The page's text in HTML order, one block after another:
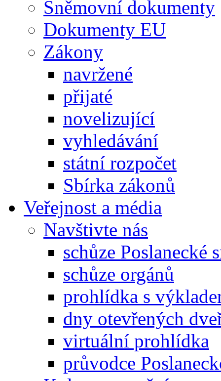
Sněmovní dokumenty
Dokumenty EU
Zákony
navržené
přijaté
novelizující
vyhledávání
státní rozpočet
Sbírka zákonů
Veřejnost a média
Navštivte nás
schůze Poslanecké
schůze orgánů
prohlídka s
dny otevřených
virtuální prohlídka
průvodce